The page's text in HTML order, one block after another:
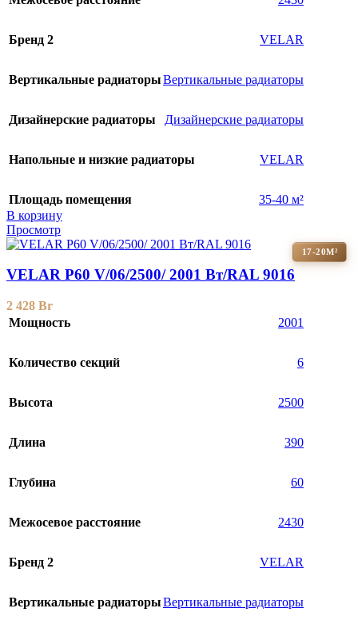
Бренд 2 VELAR
Вертикальные радиаторыВертикальные радиаторы
Дизайнерские радиаторы Дизайнерские радиаторы
Напольные и низкие радиаторы VELAR
Площадь помещения
35-40 м²
В корзину
Просмотр
17-20М²
VELAR P60 V/06/2500/ 2001 Bт/RAL 9016
2 428 Br
Мощность
2001
Количество секций 6
Высота 2500
Длина 390
Глубина 60
Межосевое расстояние 2430
Бренд 2 VELAR
Вертикальные радиаторыВертикальные радиаторы